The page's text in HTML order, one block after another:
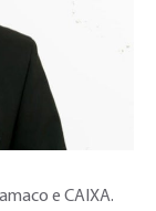
e CAIXA.